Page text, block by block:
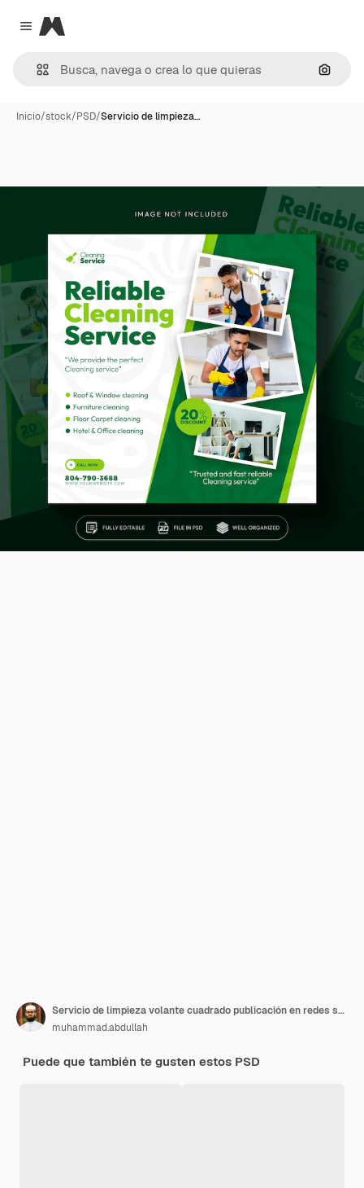
Close menu
Magnific
Inicio/stock/PSD/Servicio de limpieza…
Servicio de limpieza volante cuadrado publicación en redes sociales o plantilla de banner de Instagram
muhammad.abdullah
Puede que también te gusten estos PSD